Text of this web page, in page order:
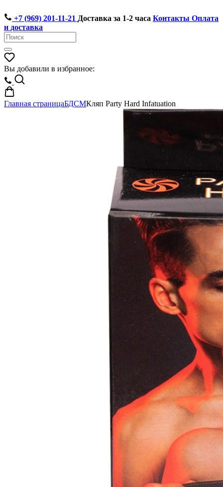
+7 (969) 201-11-21 Доставка за 1-2 часа Контакты Оплата
и доставка
Вы добавили в избранное:
Главная страницаБДСМКляп Party Hard Infatuation